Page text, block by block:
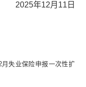
2025年12月11日
失业保险申报一次性扩